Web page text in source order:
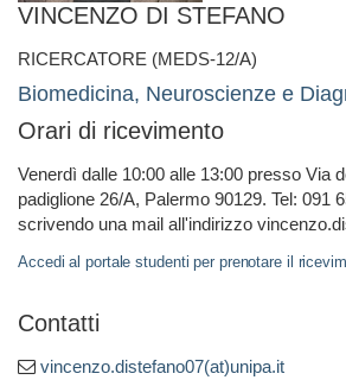
VINCENZO DI STEFANO
RICERCATORE (MEDS-12/A)
Biomedicina, Neuroscienze e
Orari di ricevimento
Venerdì dalle 10:00 alle 13:00 presso Via
padiglione 26/A, Palermo 90129. Tel: 091
scrivendo una mail all'indirizzo
Accedi al portale studenti per prenotare il
Contatti
vincenzo.distefano07(at)unipa.it